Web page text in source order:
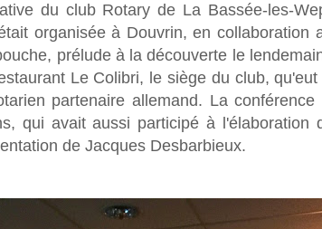
du club Rotary de La Bassée-les-
organisée à Douvrin, en collaboration
prélude à la découverte le
Le Colibri, le siège du club,
partenaire allemand. La
qui avait aussi participé à l'élaboration
de Jacques Desbarbieux.